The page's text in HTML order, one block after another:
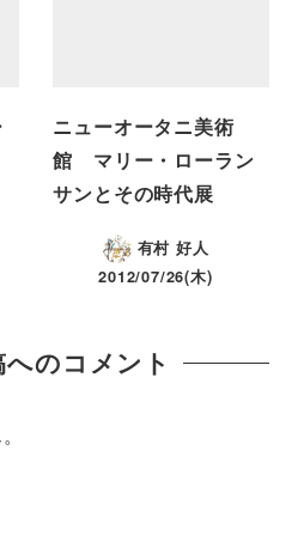
ニューオータニ美術
館 マリー・ローラン
サンとその時代展
有村 好人
2012/07/26(木)
のコメント